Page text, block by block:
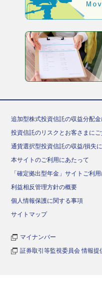
追加型株式投資信託の収益分配
投資信託のリスクとお客さまに
通貨選択型投資信託の収益/損失
本サイトのご利用にあたって
「確定拠出型年金」サイトご利
利益相反管理方針の概要
個人情報保護に関する事項
サイトマップ
マイナンバー
証券取引等監視委員会 情報提